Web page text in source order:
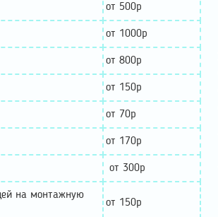
от 500р
от 1000р
от 800р
от 150р
от 70р
от 170р
от 300р
на монтажную
от 150р